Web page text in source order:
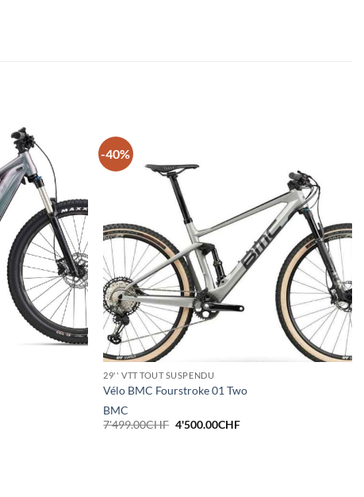
-40%
29'' VTT TOUT SUSPENDU
Vélo BMC Fourstroke 01 Two
BMC
7'499.00CHF Le
4'500.00CHFLe